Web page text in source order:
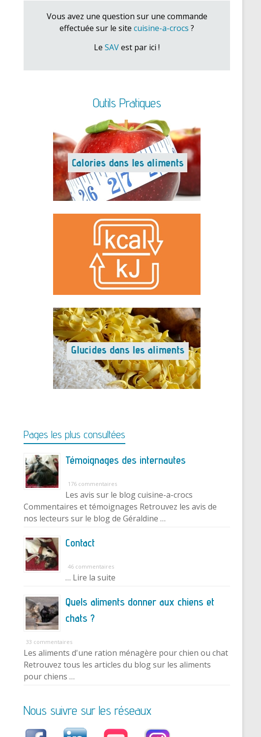
Vous avez une question sur une commande
effectuée sur le site cuisine-a-crocs ?
Le SAVest par ici !
Outils Pratiques
Pages les plus consultées
Témoignages des internautes
176 commentaires
Les avis sur le blog cuisine-a-crocs
Commentaires et témoignages Retrouvez les avis de
nos lecteurs sur le blog de Géraldine …
Contact
46 commentaires
… Lire la suite
Quels aliments donner aux chiens et
chats ?
33 commentaires
Les aliments d'une ration ménagère pour chien ou chat
Retrouvez tous les articles du blog sur les aliments
pour chiens …
Nous suivre sur les réseaux